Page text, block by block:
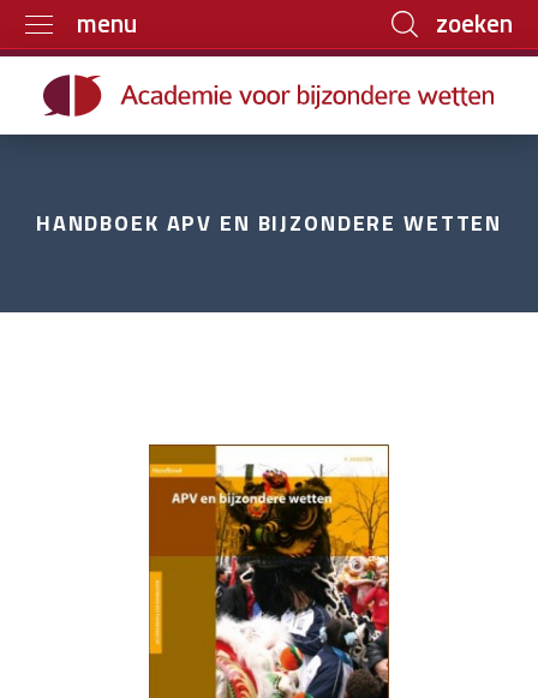
menu zoeken
Home
E-learning
HANDBOEK APV EN BIJZONDERE WETTEN